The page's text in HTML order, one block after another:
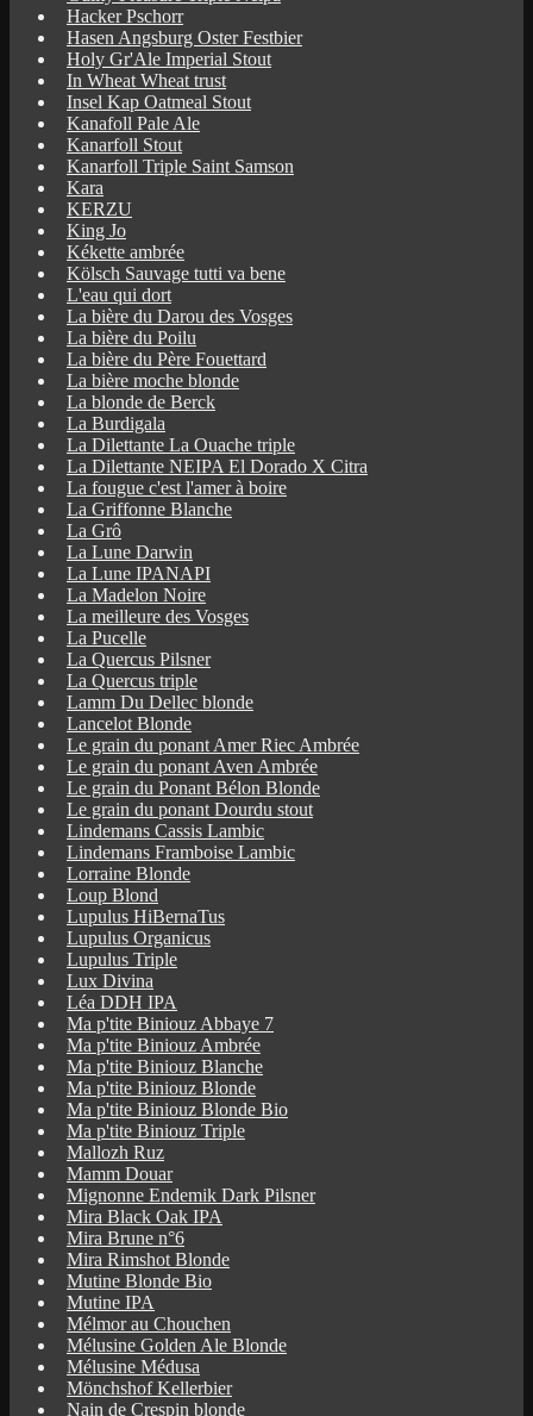
Hacker Pschorr
Hasen Angsburg Oster Festbier
Holy Gr'Ale Imperial Stout
In Wheat Wheat trust
Insel Kap Oatmeal Stout
Kanafoll Pale Ale
Kanarfoll Stout
Kanarfoll Triple Saint Samson
Kara
KERZU
King Jo
Kékette ambrée
Kölsch Sauvage tutti va bene
L'eau qui dort
La bière du Darou des Vosges
La bière du Poilu
La bière du Père Fouettard
La bière moche blonde
La blonde de Berck
La Burdigala
La Dilettante La Ouache triple
La Dilettante NEIPA El Dorado X Citra
La fougue c'est l'amer à boire
La Griffonne Blanche
La Grô
La Lune Darwin
La Lune IPANAPI
La Madelon Noire
La meilleure des Vosges
La Pucelle
La Quercus Pilsner
La Quercus triple
Lamm Du Dellec blonde
Lancelot Blonde
Le grain du ponant Amer Riec Ambrée
Le grain du ponant Aven Ambrée
Le grain du Ponant Bélon Blonde
Le grain du ponant Dourdu stout
Lindemans Cassis Lambic
Lindemans Framboise Lambic
Lorraine Blonde
Loup Blond
Lupulus HiBernaTus
Lupulus Organicus
Lupulus Triple
Lux Divina
Léa DDH IPA
Ma p'tite Biniouz Abbaye 7
Ma p'tite Biniouz Ambrée
Ma p'tite Biniouz Blanche
Ma p'tite Biniouz Blonde
Ma p'tite Biniouz Blonde Bio
Ma p'tite Biniouz Triple
Mallozh Ruz
Mamm Douar
Mignonne Endemik Dark Pilsner
Mira Black Oak IPA
Mira Brune n°6
Mira Rimshot Blonde
Mutine Blonde Bio
Mutine IPA
Mélmor au Chouchen
Mélusine Golden Ale Blonde
Mélusine Médusa
Mönchshof Kellerbier
Nain de Crespin blonde